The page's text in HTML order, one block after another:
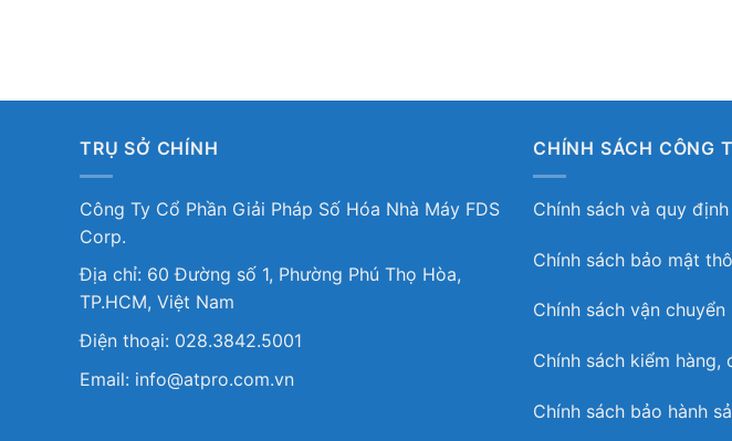
TRỤ SỞ CHÍNH
Công Ty Cổ Phần Giải Pháp Số Hóa Nhà Máy FDS
Corp.
Địa chỉ: 60 Đường số 1, Phường Phú Thọ Hòa,
TP.HCM, Việt Nam
Điện thoại: 028.3842.5001
Email: info@atpro.com.vn
CHÍNH SÁCH CÔNG
Chính sách và quy
Chính sách bảo mật
Chính sách vận chuyển
Chính sách kiểm hàng,
Chính sách bảo hành